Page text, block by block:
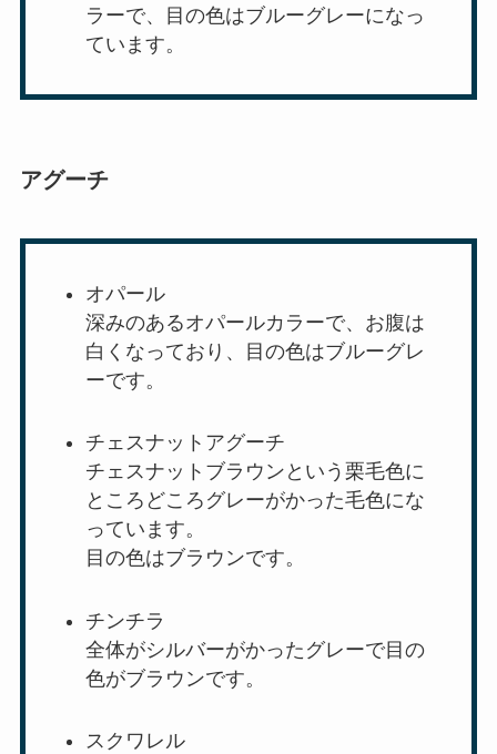
ラーで、目の色はブルーグレーになっ
ています。
アグーチ
オパール
深みのあるオパールカラーで、お腹は
白くなっており、目の色はブルーグレ
ーです。
チェスナットアグーチ
チェスナットブラウンという栗毛色に
ところどころグレーがかった毛色にな
っています。
目の色はブラウンです。
チンチラ
全体がシルバーがかったグレーで目の
色がブラウンです。
スクワレル